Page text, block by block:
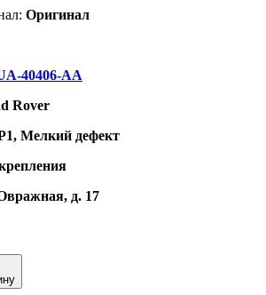
Оригинал
40406-AA
Rover
Мелкий дефект
д. 17